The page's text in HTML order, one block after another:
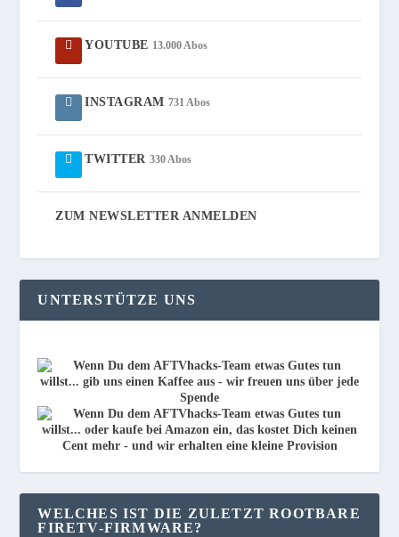
YOUTUBE 13.000 Abos
INSTAGRAM 731 Abos
TWITTER 330 Abos
ZUM NEWSLETTER ANMELDEN
UNTERSTÜTZE UNS
WELCHES IST DIE ZULETZT ROOTBARE
FIRETV-FIRMWARE?